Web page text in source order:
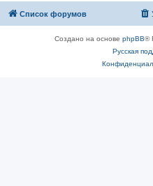
Список форумов
Создано на основе phpBB®
Русская